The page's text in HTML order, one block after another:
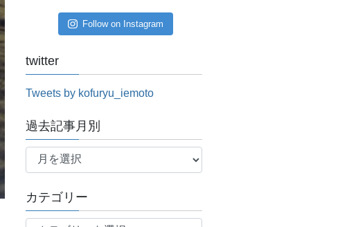
Follow on Instagram
twitter
Tweets by kofuryu_iemoto
過去記事月別
過
事
月
カテゴリー